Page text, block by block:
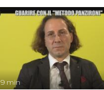
9 min